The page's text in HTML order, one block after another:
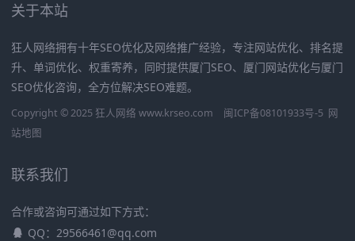
关于本站
狂人网络拥有十年SEO优化及网络推广经验，专注网站优化、排名提
升、单词优化、权重寄养，同时提供厦门SEO、厦门网站优化与厦门
SEO优化咨询，全方位解决SEO难题。
Copyright © 2025 狂人网络 www.krseo.com 闽ICP备08101933号-5 网
站地图
联系我们
合作或咨询可通过如下方式：
QQ：29566461@qq.com